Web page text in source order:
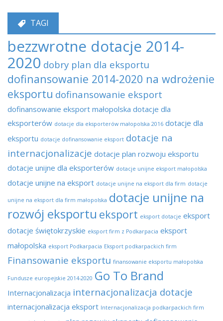
TAGI
bezzwrotne dotacje 2014-
2020 dobry plan dla eksportu
dofinansowanie 2014-2020 na wdrożenie
eksportu dofinansowanie eksport
dofinansowanie eksport małopolska dotacje dla
eksporterów dotacje dla eksporterów małopolska 2016 dotacje dla
eksportu dotacje dofinansowanie eksport dotacje na
internacjonalizacje dotacje plan rozwoju eksportu
dotacje unijne dla eksporterów dotacje unijne eksport małopolska
dotacje unijne na eksport dotacje unijne na eksport dla firm dotacje
unijne na eksport dla firm małopolska dotacje unijne na
rozwój eksportu eksport eksport dotacje eksport
dotacje świętokrzyskie eksport firm z Podkarpacia eksport
małopolska eksport Podkarpacia Eksport podkarpackich firm
Finansowanie eksportu finansowanie eksportu małopolska
Fundusze europejskie 2014-2020 Go To Brand
Internacjonalizacja internacjonalizacja dotacje
internacjonalizacja eksport Internacjonalizacja podkarpackich firm